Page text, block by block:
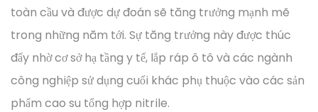
toàn cầu và được dự đoán sẽ tăng trưởng mạnh mẽ
trong những năm tới. Sự tăng trưởng này được thúc
đẩy nhờ cơ sở hạ tầng y tế, lắp ráp ô tô và các ngành
công nghiệp sử dụng cuối khác phụ thuộc vào các sản
phẩm cao su tổng hợp nitrile.